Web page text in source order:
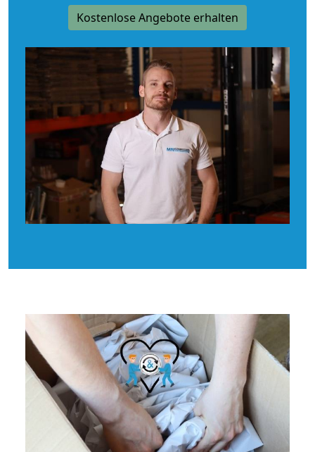
Kostenlose Angebote erhalten